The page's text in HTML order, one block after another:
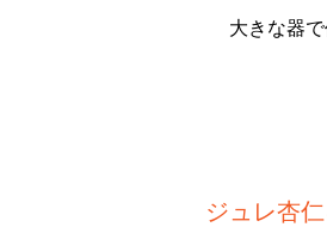
大きな器
ジュレ杏